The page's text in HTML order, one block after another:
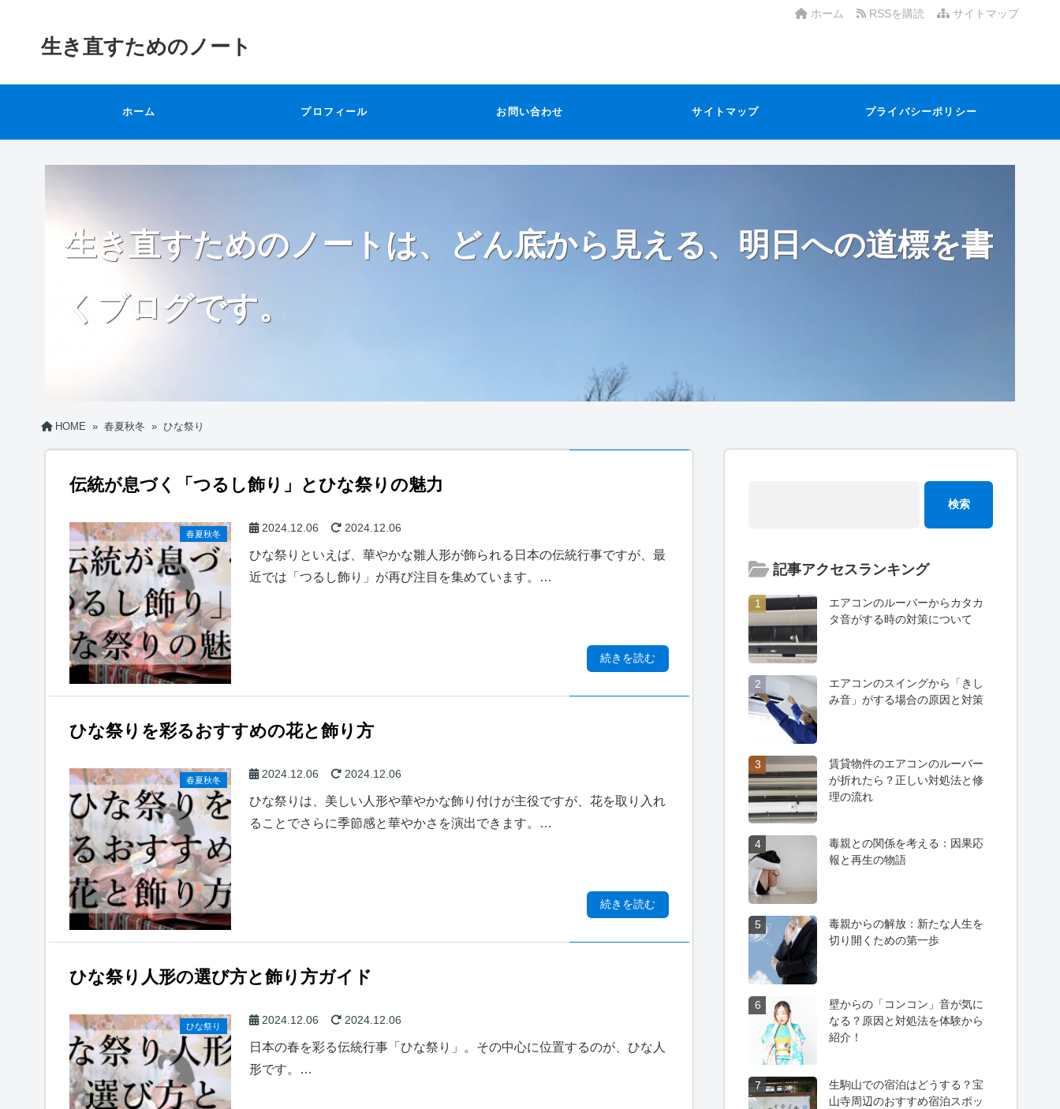
サイトマップ
RSSを購読
ホーム
生き直すためのノート
ホーム プロフィール お問い合わせ サイトマップ プライバシーポリシー
生き直すためのノートは、どん底から見える、明日への道標を書
くブログです。
HOME » 春夏秋冬 » ひな祭り
伝統が息づく「つるし飾り」とひな祭りの魅力
春夏秋冬 2024.12.06 2024.12.06
ひな祭りといえば、華やかな雛人形が飾られる日本の伝統行事ですが、最
近では「つるし飾り」が再び注目を集めています。…
続きを読む
ひな祭りを彩るおすすめの花と飾り方
春夏秋冬 2024.12.06 2024.12.06
ひな祭りは、美しい人形や華やかな飾り付けが主役ですが、花を取り入れ
ることでさらに季節感と華やかさを演出できます。…
続きを読む
ひな祭り人形の選び方と飾り方ガイド
ひな祭り 2024.12.06 2024.12.06
日本の春を彩る伝統行事「ひな祭り」。その中心に位置するのが、ひな人
形です。…
記事アクセスランキング
1
エアコンのルーバーからカタカ
タ音がする時の対策について
2
エアコンのスイングから「きし
み音」がする場合の原因と対策
3
賃貸物件のエアコンのルーバー
が折れたら？正しい対処法と修
理の流れ
4
毒親との関係を考える：因果応
報と再生の物語
5
毒親からの解放：新たな人生を
切り開くための第一歩
6
壁からの「コンコン」音が気に
なる？原因と対処法を体験から
紹介！
7
生駒山での宿泊はどうする？宝
山寺周辺のおすすめ宿泊スポッ